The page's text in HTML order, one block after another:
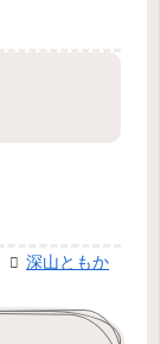
深山ともか